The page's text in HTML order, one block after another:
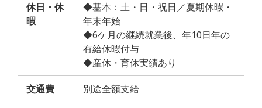
休日・休
暇
◆基本：土・日・祝日／夏期休暇・
年末年始
◆6ケ月の継続就業後、年10日年の
有給休暇付与
◆産休・育休実績あり
交通費 別途全額支給